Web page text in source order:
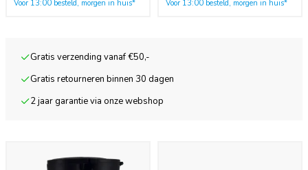
Voor 13:00 besteld, morgen in huis* Voor 13:00 besteld, morgen in huis*
Gratis verzending vanaf €50,-
Gratis retourneren binnen 30 dagen
2 jaar garantie via onze webshop